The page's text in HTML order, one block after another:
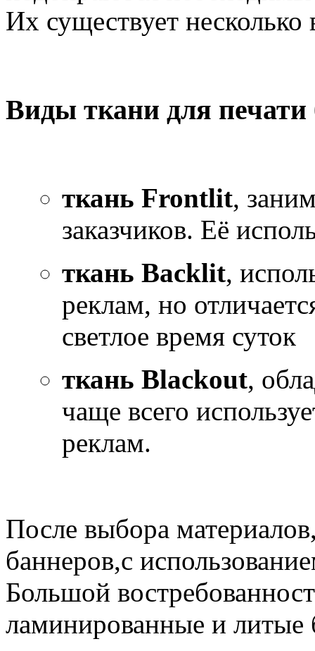
Их существует несколько
Виды ткани для печати
ткань Frontlit,
заказчиков. Её
ткань Backlit,
реклам, но
светлое время суток
ткань Blackout,
чаще всего
реклам.
После выбора
баннеров,с
Большой
ламинированные и литые